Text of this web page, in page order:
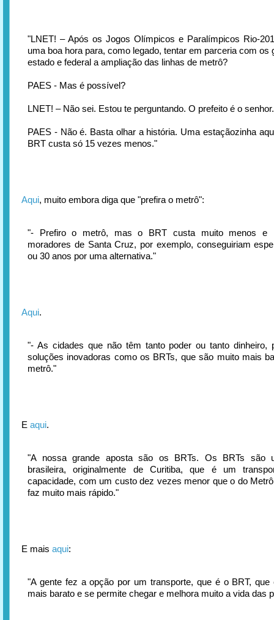
"LNET! – Após os Jogos Olímpicos e Paralímpicos Rio-
uma boa hora para, como legado, tentar em parceria com os
estado e federal a ampliação das linhas de metrô?
PAES - Mas é possível?
LNET! – Não sei. Estou te perguntando. O prefeito é o senhor.
PAES - Não é. Basta olhar a história. Uma estaçãozinha
BRT custa só 15 vezes menos."
Aqui, muito embora diga que "prefira o metrô":
"- Prefiro o metrô, mas o BRT custa muito menos e
moradores de Santa Cruz, por exemplo, conseguiriam
ou 30 anos por uma alternativa."
Aqui.
"- As cidades que não têm tanto poder ou tanto dinheiro,
soluções inovadoras como os BRTs, que são muito mais
metrô."
E aqui.
"A nossa grande aposta são os BRTs. Os BRTs são
brasileira, originalmente de Curitiba, que é um
capacidade, com um custo dez vezes menor que o do
faz muito mais rápido."
E mais aqui:
"A gente fez a opção por um transporte, que é o BRT, que
mais barato e se permite chegar e melhora muito a vida das